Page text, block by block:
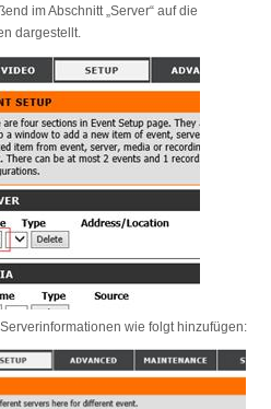
im Abschnitt „Server“ auf die
dargestellt.
wie folgt hinzufügen: